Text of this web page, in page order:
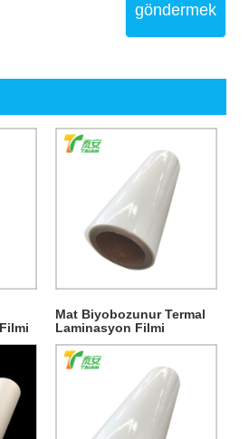
göndermek
Mat Biyobozunur Termal
Laminasyon Filmi